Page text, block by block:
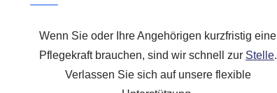
Wenn Sie oder Ihre Angehörigen kurzfristig eine
Pflegekraft brauchen, sind wir schnell zur Stelle.
Verlassen Sie sich auf unsere flexible